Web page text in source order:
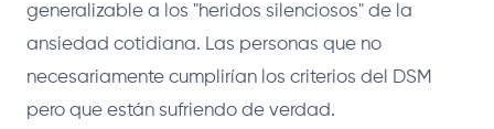
generalizable a los "heridos silenciosos" de la
ansiedad cotidiana. Las personas que no
necesariamente cumplirían los criterios del DSM
pero que están sufriendo de verdad.